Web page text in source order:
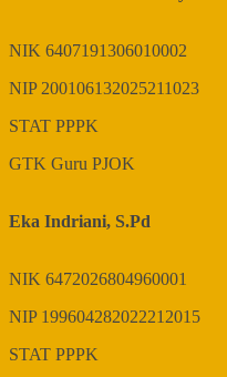
NIK 6407191306010002
NIP 200106132025211023
STAT PPPK
GTK Guru PJOK
Eka Indriani, S.Pd
NIK 6472026804960001
NIP 199604282022212015
STAT PPPK